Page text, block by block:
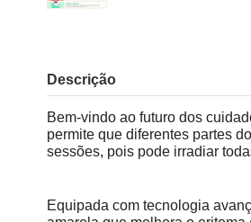
Descrição
Bem-vindo ao futuro dos
permite que diferentes partes
sessões, pois pode irradiar
Equipada com tecnologia